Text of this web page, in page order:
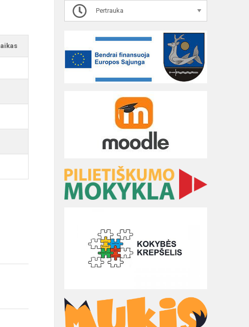
Pertrauka